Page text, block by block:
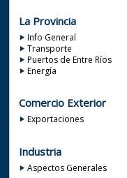
La Provincia
Info General
Transporte
Puertos de Entre Ríos
Energía
Comercio Exterior
Exportaciones
Industria
Aspectos Generales